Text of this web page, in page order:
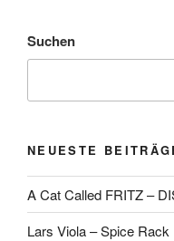
Suchen
NEUESTE
A Cat Called FRITZ –
Lars Viola – Spice Rack